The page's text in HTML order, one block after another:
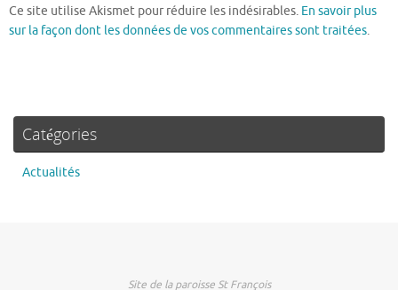
Ce site utilise Akismet pour réduire les indésirables. En savoir plus
sur la façon dont les données de vos commentaires sont traitées.
Catégories
Actualités
Site de la paroisse St François